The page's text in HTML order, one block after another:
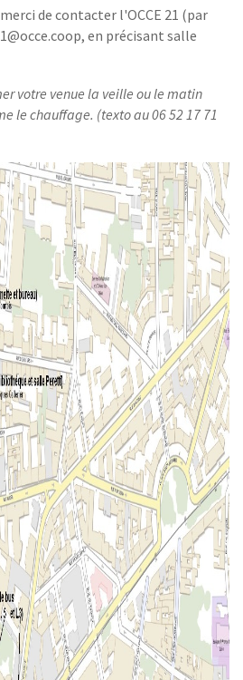
de contacter l'OCCE 21 (par
en précisant salle
votre venue la veille ou le matin
le chauffage. (texto au 06 52 17 71